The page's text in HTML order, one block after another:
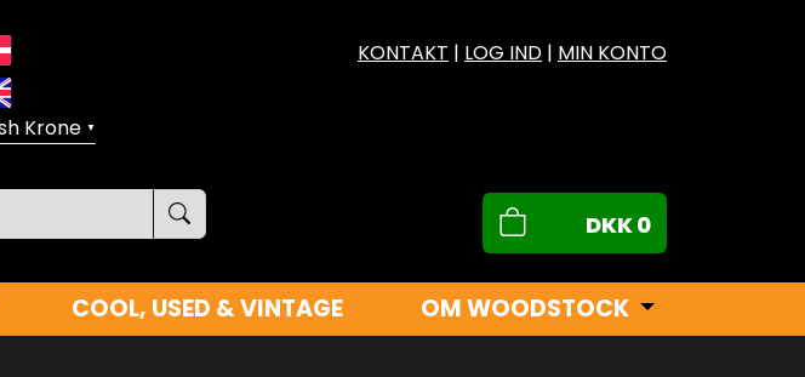
▼
KONTAKT | LOG IND | MIN KONTO
DKK0
COOL, USED & VINTAGE OM WOODSTOCK